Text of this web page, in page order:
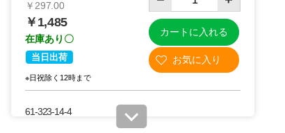
￥297.00
￥1,485
在庫あり〇
当日出荷
※日祝除く12時まで
カートに入れる
61-323-14-4